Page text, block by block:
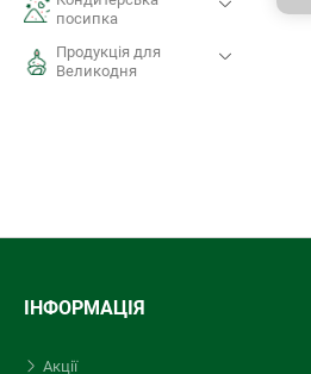
посипка
Продукція для
Великодня
ІНФОРМАЦІЯ
Акції